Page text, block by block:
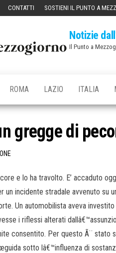
CONTATTI SOSTIENI IL PUNTO A
Notizie
Il Punto a
ROMA LAZIO ITALIA
gregge di
e lo ha travolto. E’ accaduto
un incidente stradale avvenuto su
Un automobilista aveva
i riflessi alterati
consentito. Per questo Ã¨ stato
sotto lâ€™influenza di